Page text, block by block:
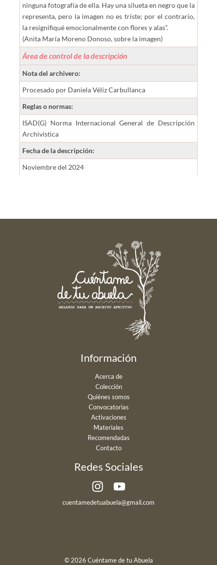
ninguna fotografía de ella. Hay una silueta en negro que la
representa, pero la imagen no es triste; por el contrario,
la resignifiqué emocionalmente con flores y alas”.
(Anita María Moreno Donoso, sobre la imagen)
Área de control de la descripción
Nota del archivero:
Procesado por Daniela Véliz Carbullanca
Reglas o normas:
ISAD(G) Norma Internacional General de Descripción
Archivística
Fecha de la descripción:
Noviembre del 2024
Información
Acerca de
Colección
Quiénes somos
Convocatorias
Activaciones
Materiales
Recomendadas
Contacto
Redes Sociales
cuentamedetuabuela@gmail.com
© 2026 Cuéntame de tu Abuela